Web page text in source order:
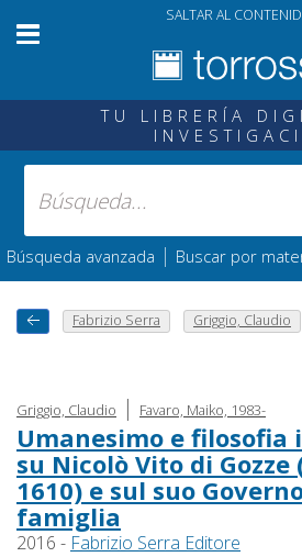
SALTAR AL
TU LIBRERÍA
Búsqueda avanzada | Buscar por
Fabrizio Serra Griggio, Claudio
Griggio, Claudio | Favaro, Maiko, 1983-
Umanesimo e filosofia
su Nicolò Vito di Gozze
1610) e sul suo
famiglia
2016 - Fabrizio Serra Editore